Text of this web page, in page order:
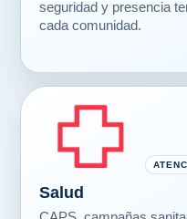
Salud
CAPS, campañas
prevención y
vecinos y vecinas.